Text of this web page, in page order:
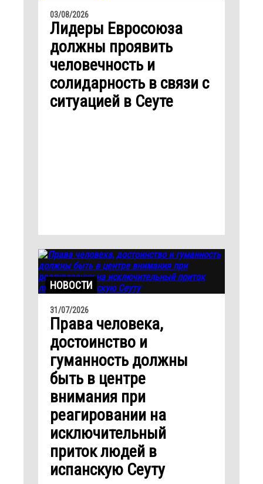
03/08/2026
Лидеры Евросоюза
должны проявить
человечность и
солидарность в связи с
ситуацией в Сеуте
НОВОСТИ
31/07/2026
Права человека,
достоинство и
гуманность должны
быть в центре
внимания при
реагировании на
исключительный
приток людей в
испанскую Сеуту